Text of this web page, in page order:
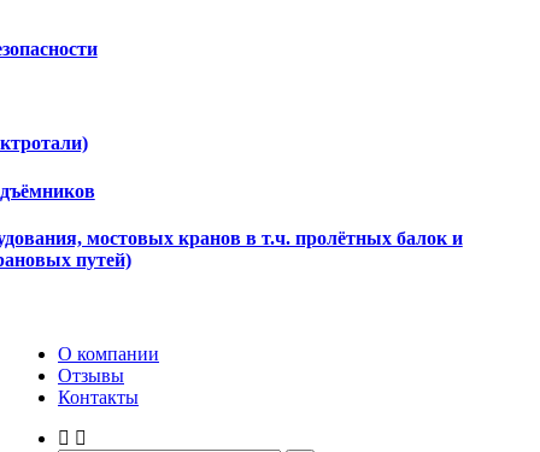
мостовых кранов в т.ч. пролётных балок и
путей)
О компании
Отзывы
Контакты